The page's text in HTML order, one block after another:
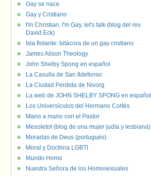
Gay se nace.
Gay y Cristiano
I'm Christian, I'm Gay, let's talk (blog del rev.
David Eck)
Isla flotante: bitácora de un gay cristiano
James Alison Theology
John Shelby Spong en español
La Casulla de San Ildefonso
La Ciudad Perdida de Nivorg
La web de JOHN SHELBY SPONG en español
Los Universículos del Hermano Cortés
Mano a mano con el Pastor
Mesoletot (blog de una mujer judía y lesbiana)
Moradas de Deus (portugués)
Moral y Doctrina LGBTI
Mundo Homo
Nuestra Señora de los Homosexuales